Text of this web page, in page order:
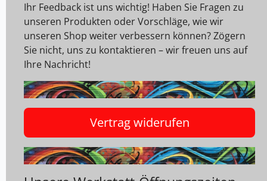
Ihr Feedback ist uns wichtig! Haben Sie Fragen zu
unseren Produkten oder Vorschläge, wie wir
unseren Shop weiter verbessern können? Zögern
Sie nicht, uns zu kontaktieren – wir freuen uns auf
Ihre Nachricht!
Vertrag widerufen